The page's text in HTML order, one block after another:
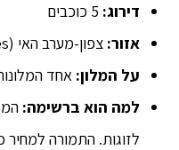
דירוג:
אזור: צפון-מערב האי (Trou aux Biches)
על המלון: אחד
למה הוא ברשימה:
לזוגות. התמורה למחיר